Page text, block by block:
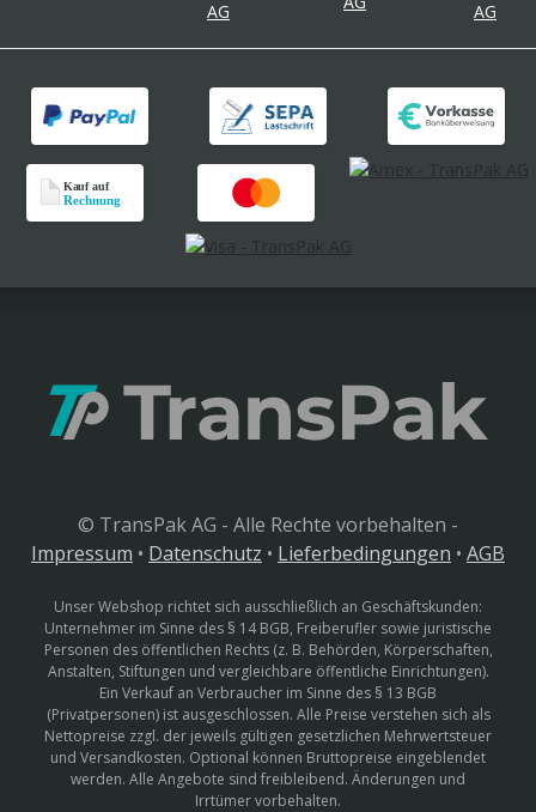
© TransPak AG - Alle Rechte vorbehalten -
Impressum • Datenschutz • Lieferbedingungen • AGB
Unser Webshop richtet sich ausschließlich an Geschäftskunden:
Unternehmer im Sinne des § 14 BGB, Freiberufler sowie juristische
Personen des öffentlichen Rechts (z. B. Behörden, Körperschaften,
Anstalten, Stiftungen und vergleichbare öffentliche Einrichtungen).
Ein Verkauf an Verbraucher im Sinne des § 13 BGB
(Privatpersonen) ist ausgeschlossen. Alle Preise verstehen sich als
Nettopreise zzgl. der jeweils gültigen gesetzlichen Mehrwertsteuer
und Versandkosten. Optional können Bruttopreise eingeblendet
werden. Alle Angebote sind freibleibend. Änderungen und
Irrtümer vorbehalten.